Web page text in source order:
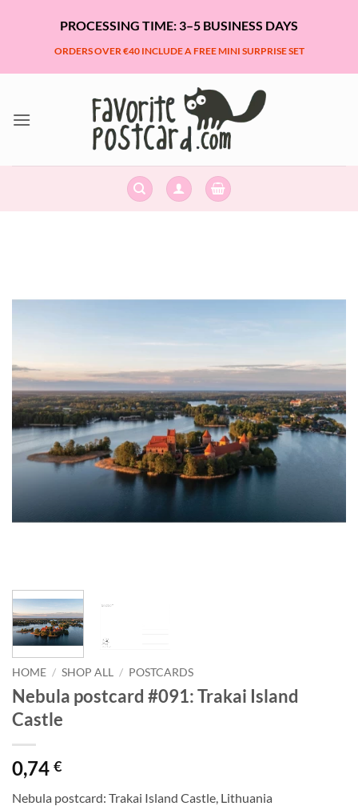
PROCESSING TIME: 3–5 BUSINESS DAYS
ORDERS OVER €40 INCLUDE A FREE MINI SURPRISE SET
HOME / SHOP ALL / POSTCARDS
Nebula postcard #091: Trakai Island
Castle
0,74 €
Nebula postcard: Trakai Island Castle, Lithuania